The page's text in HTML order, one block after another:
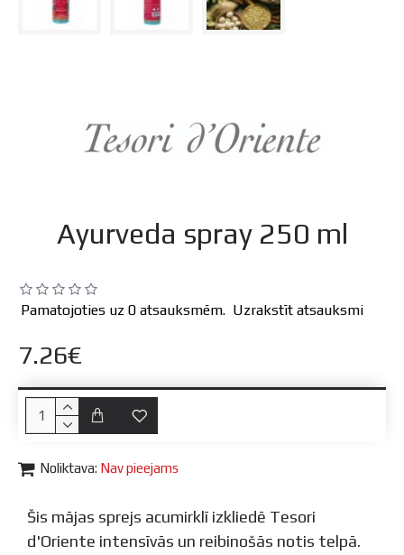
Ayurveda spray 250 ml
Noliktava: Nav pieejams
Pamatojoties uz 0 atsauksmēm. Uzrakstīt atsauksmi
7.26€
Šis mājas sprejs acumirklī izkliedē Tesori
d'Oriente intensīvās un reibinošās notis telpā.